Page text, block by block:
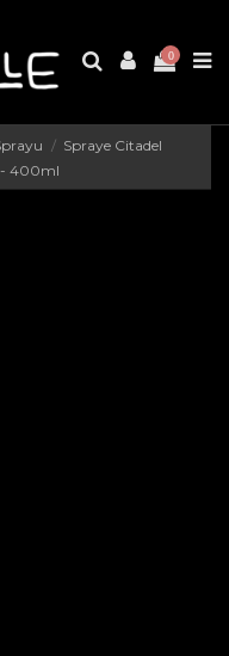
0
Spraye Citadel
- 400ml